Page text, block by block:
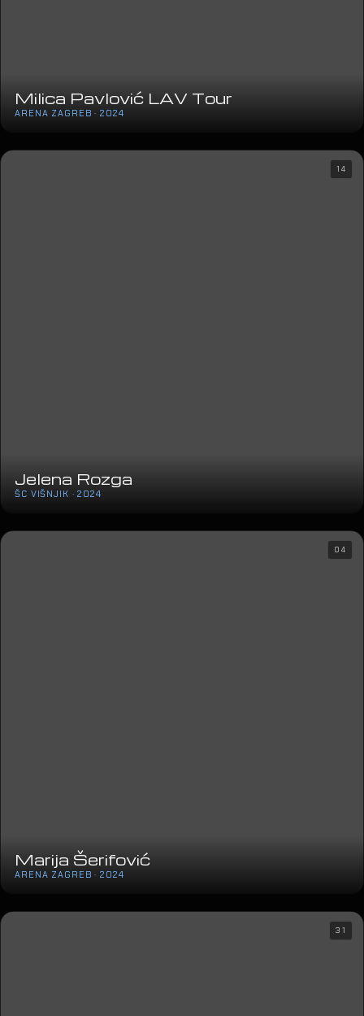
Milica Pavlović LAV Tour
ARENA ZAGREB · 2024
Jelena Rozga
ŠC VIŠNJIK · 2024
14
Marija Šerifović
ARENA ZAGREB · 2024
04
31